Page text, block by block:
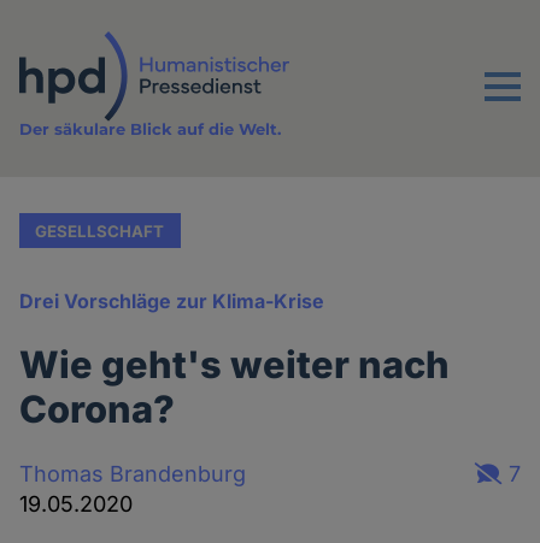
Inhalt
Menu
Der säkulare Blick auf die Welt.
GESELLSCHAFT
Drei Vorschläge zur Klima-Krise
Wie geht's weiter nach
Corona?
Thomas Brandenburg
19.05.2020
7